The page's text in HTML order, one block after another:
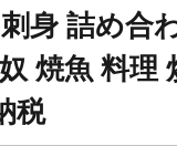
身 詰め合
焼魚 料理
税